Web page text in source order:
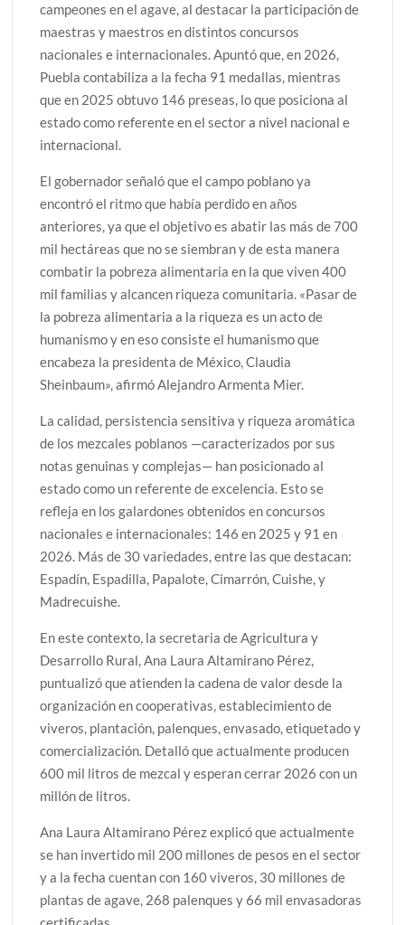
campeones en el agave, al destacar la participación de
maestras y maestros en distintos concursos
nacionales e internacionales. Apuntó que, en 2026,
Puebla contabiliza a la fecha 91 medallas, mientras
que en 2025 obtuvo 146 preseas, lo que posiciona al
estado como referente en el sector a nivel nacional e
internacional.
El gobernador señaló que el campo poblano ya
encontró el ritmo que había perdido en años
anteriores, ya que el objetivo es abatir las más de 700
mil hectáreas que no se siembran y de esta manera
combatir la pobreza alimentaria en la que viven 400
mil familias y alcancen riqueza comunitaria. «Pasar de
la pobreza alimentaria a la riqueza es un acto de
humanismo y en eso consiste el humanismo que
encabeza la presidenta de México, Claudia
Sheinbaum», afirmó Alejandro Armenta Mier.
La calidad, persistencia sensitiva y riqueza aromática
de los mezcales poblanos —caracterizados por sus
notas genuinas y complejas— han posicionado al
estado como un referente de excelencia. Esto se
refleja en los galardones obtenidos en concursos
nacionales e internacionales: 146 en 2025 y 91 en
2026. Más de 30 variedades, entre las que destacan:
Espadín, Espadilla, Papalote, Cimarrón, Cuishe, y
Madrecuishe.
En este contexto, la secretaria de Agricultura y
Desarrollo Rural, Ana Laura Altamirano Pérez,
puntualizó que atienden la cadena de valor desde la
organización en cooperativas, establecimiento de
viveros, plantación, palenques, envasado, etiquetado y
comercialización. Detalló que actualmente producen
600 mil litros de mezcal y esperan cerrar 2026 con un
millón de litros.
Ana Laura Altamirano Pérez explicó que actualmente
se han invertido mil 200 millones de pesos en el sector
y a la fecha cuentan con 160 viveros, 30 millones de
plantas de agave, 268 palenques y 66 mil envasadoras